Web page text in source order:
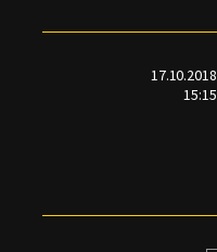
17.10.2018
15:15